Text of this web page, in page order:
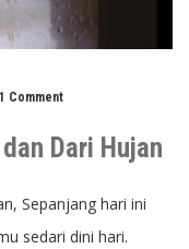
1 Comment
Dari Hujan
Sepanjang hari ini
sedari dini hari.